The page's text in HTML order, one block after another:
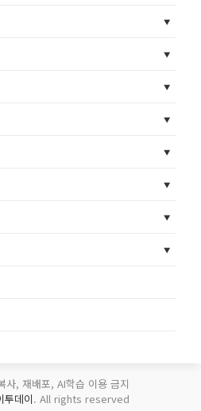
사, 재배포, AI학습 이용 금지
투데이. All rights reserved